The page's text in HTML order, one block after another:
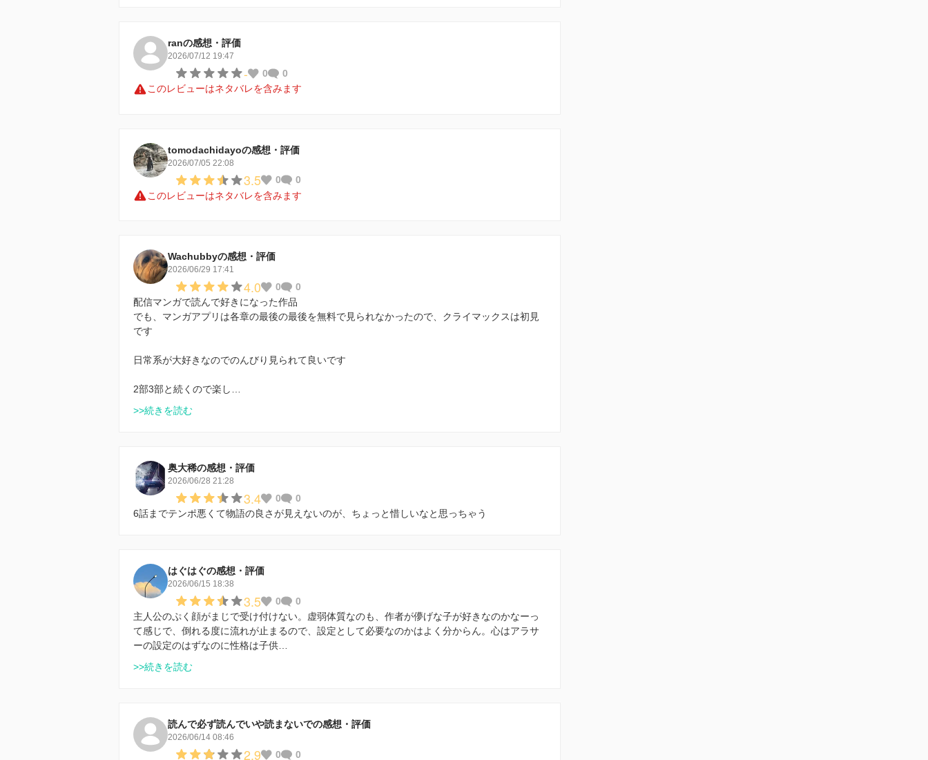
ranの感想・評価
2026/07/12 19:47
- 0
0
このレビューはネタバレを含みます
tomodachidayoの感想・評価
2026/07/05 22:08
3.5 0
0
このレビューはネタバレを含みます
Wachubbyの感想・評価
2026/06/29 17:41
4.0 0
0
配信マンガで読んで好きになった作品
でも、マンガアプリは各章の最後の最後を無料で見られなかったので、クライマックスは初見
です
日常系が大好きなのでのんびり見られて良いです
2部3部と続くので楽し…
>>続きを読む
奥大稀の感想・評価
2026/06/28 21:28
3.4 0
0
6話までテンポ悪くて物語の良さが見えないのが、ちょっと惜しいなと思っちゃう
はぐはぐの感想・評価
2026/06/15 18:38
3.5 0
0
主人公のぷく顔がまじで受け付けない。虚弱体質なのも、作者が儚げな子が好きなのかなーっ
て感じで、倒れる度に流れが止まるので、設定として必要なのかはよく分からん。心はアラサ
ーの設定のはずなのに性格は子供…
>>続きを読む
読んで必ず読んでいや読まないでの感想・評価
2026/06/14 08:46
2.9 0 0